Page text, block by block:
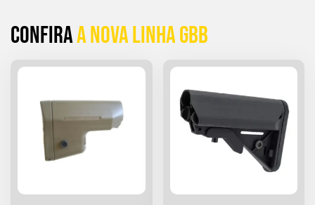
Confiraa Nova linha GBB